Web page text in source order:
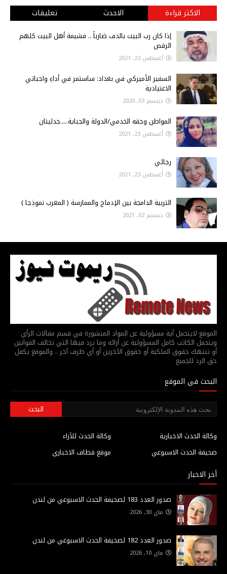
الاكثر قراءة الاحدث تعليقات
إذا كان رب البيت بالدف ضارباً .. فشيمة أهل البيت كلهم
الرقص
أغسطس 23, 2021
السفير الأميركي في بغداد: ساستمر في أداءِ واجباتي
الاعتيادية
ديسمبر 03, 2020
المواطن وحقه الخدمي/الدولة والجباية.....جدليتان
أغسطس 23, 2021
رجائي
أغسطس 23, 2021
التربية الدامجة بين الإدماج والممارسة ( المغرب نموذجا )
ديسمبر 02, 2021
الموقع لايتحمل أية مسؤولية عن المواد المنشورة في قسم مقالات الرأي
ويتحمل الكاتب كامل المسؤولية عن أرائه وما يرد فيها التي تخالف القوانين
أو تنتهك حقوق الملكية أو حقوق الآخرين أو أي طرف آخر .. والموقع يكفل
حق الرد للجميع
البحث في الموقع
وكالة الحدث للآراء
وكالة الحدث الاخبارية
موقع قطاف الاخباري
صحيفة الحدث الاسبوعي
أخر الاخبار
صدور العدد 183 لصحيفة الحدث الاسبوعي من لندن
ماي 30, 2026
صدور العدد 182 لصحيفة الحدث الاسبوعي من لندن
ماي 10, 2026